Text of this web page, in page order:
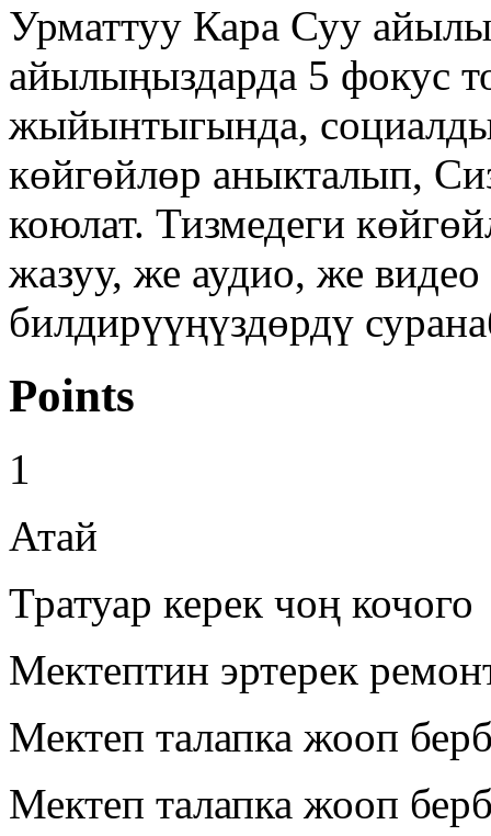
Урматтуу Кара Суу
айылыңыздарда 5 фокус
жыйынтыгында,
көйгөйлөр аныкталып,
коюлат. Тизмедеги
жазуу, же аудио, же
билдирүүңүздөрдү
Points
1
Атай
Тратуар керек чоң кочого
Мектептин эртерек
Мектеп талапка жооп
Мектеп талапка жооп